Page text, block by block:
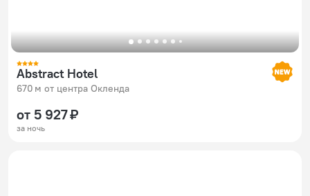
Abstract Hotel
670 м от центра Окленда
от 5 927 ₽
за ночь